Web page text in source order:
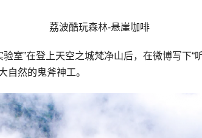
荔波酷玩森林-悬崖咖啡
室”在登上天空之城梵净山后，在微博写下“
自然的鬼斧神工。